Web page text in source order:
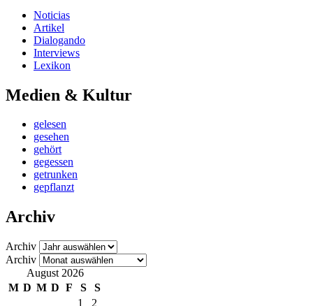
Noticias
Artikel
Dialogando
Interviews
Lexikon
Medien & Kultur
gelesen
gesehen
gehört
gegessen
getrunken
gepflanzt
Archiv
Archiv
Archiv
August 2026
M D M D F S
S
1
2